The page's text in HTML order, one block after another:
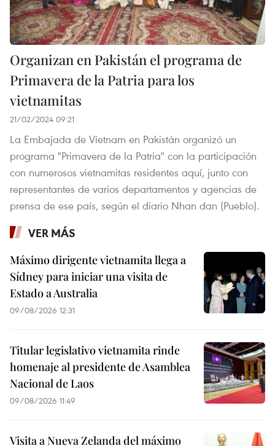
Organizan en Pakistán el programa de
Primavera de la Patria para los
vietnamitas
21/02/2024 09:21
La Embajada de Vietnam en Pakistán organizó un
programa "Primavera de la Patria" con la participación
con numerosos vietnamitas residentes aquí, junto con
representantes de varios departamentos y agencias de
prensa de ese país, según el diario Nhan dan (Pueblo).
VER MÁS
Máximo dirigente vietnamita llega a
Sídney para iniciar una visita de
Estado a Australia
09/08/2026 12:31
Titular legislativo vietnamita rinde
homenaje al presidente de Asamblea
Nacional de Laos
09/08/2026 11:49
Visita a Nueva Zelanda del máximo